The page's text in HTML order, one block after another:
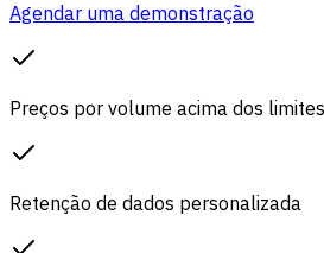
Agendar uma demonstração
Preços por volume acima dos
Retenção de dados personalizada